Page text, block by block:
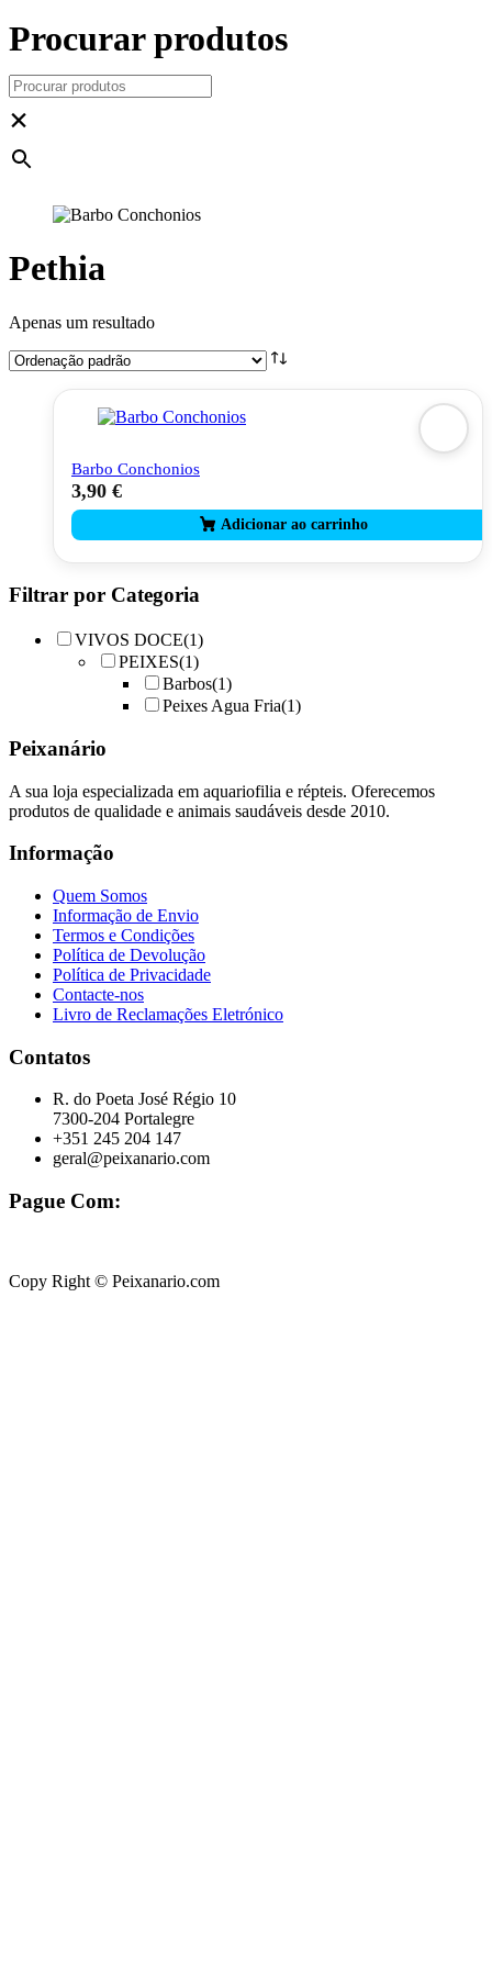
Procurar produtos
×
Pethia
Apenas um resultado
Barbo Conchonios
3,90 €
Filtrar por Categoria
VIVOS DOCE(1)
PEIXES(1)
Barbos(1)
Peixes Agua Fria(1)
Peixanário
A sua loja especializada em aquariofilia e répteis. Oferecemos
produtos de qualidade e animais saudáveis desde 2010.
Informação
Quem Somos
Informação de Envio
Termos e Condições
Política de Devolução
Política de Privacidade
Contacte-nos
Livro de Reclamações Eletrónico
Contatos
R. do Poeta José Régio 10
7300-204 Portalegre
+351 245 204 147
geral@peixanario.com
Pague Com:
Copy Right © Peixanario.com